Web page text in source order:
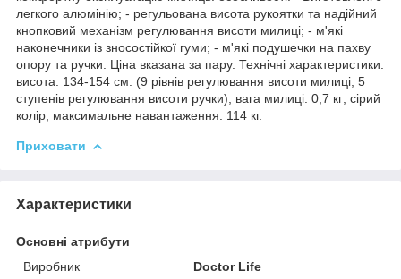
легкого алюмінію; - регульована висота рукоятки та надійний
кнопковий механізм регулювання висоти милиці; - м'які
наконечники із зносостійкої гуми; - м'які подушечки на пахву
опору та ручки. Ціна вказана за пару. Технічні характеристики:
висота: 134-154 см. (9 рівнів регулювання висоти милиці, 5
ступенів регулювання висоти ручки); вага милиці: 0,7 кг; сірий
колір; максимальне навантаження: 114 кг.
Приховати
Характеристики
Основні атрибути
Виробник
Doctor Life